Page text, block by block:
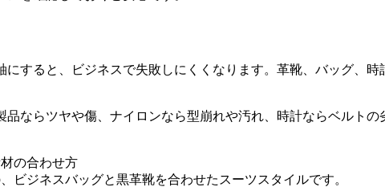
すると、ビジネスで失敗しにくくなります。革靴、バッグ、
ならツヤや傷、ナイロンなら型崩れや汚れ、時計ならベルト
ジネスバッグと黒革靴を合わせたスーツスタイルです。